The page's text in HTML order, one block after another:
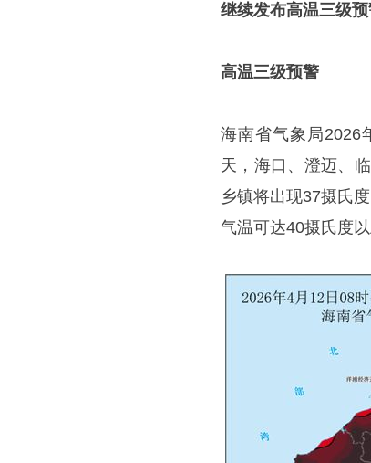
继续发布高温三级
高温三级预警
海南省气象局2026
天，海口、澄迈、
乡镇将出现37摄氏
气温可达40摄氏度